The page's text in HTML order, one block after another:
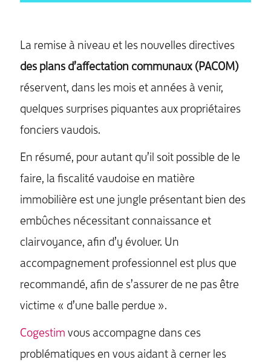
La remise à niveau et les nouvelles directives
des plans d’affectation communaux (PACOM)
réservent, dans les mois et années à venir,
quelques surprises piquantes aux propriétaires
fonciers vaudois.
En résumé, pour autant qu’il soit possible de le
faire, la fiscalité vaudoise en matière
immobilière est une jungle présentant bien des
embûches nécessitant connaissance et
clairvoyance, afin d’y évoluer. Un
accompagnement professionnel est plus que
recommandé, afin de s’assurer de ne pas être
victime « d’une balle perdue ».
Cogestim vous accompagne dans ces
problématiques en vous aidant à cerner les